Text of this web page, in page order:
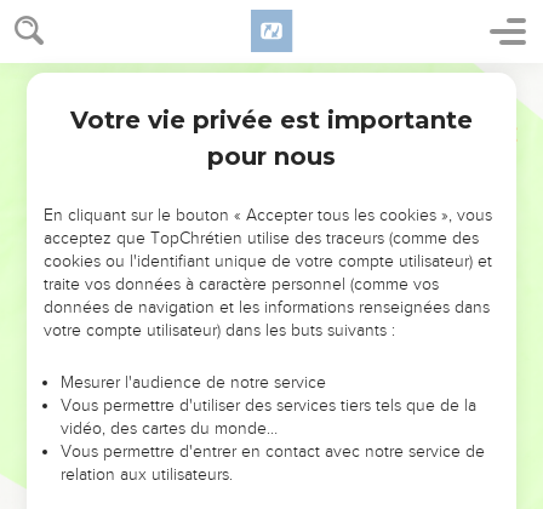
NE MANQUEZ PAS L’ÉVÉNEMENT
DE L’ANNÉE !
ET SI LEURS ERREURS POUVAIENT VOUS ÉVITER LES
VOTRES ?
leur foi ou leur vision. Mais on voit moins les doutes, les erreurs
et les saisons difficiles qu'ils ont traversés, alors même que ce
sont elles qui les ont façonnés.
Dans cette conférence, leaders, entrepreneurs, et responsables
Votre vie privée est importante
pour nous
En cliquant sur le bouton « Accepter tous les cookies », vous
acceptez que TopChrétien utilise des traceurs (comme des
cookies ou l'identifiant unique de votre compte utilisateur) et
traite vos données à caractère personnel (comme vos
données de navigation et les informations renseignées dans
votre compte utilisateur) dans les buts suivants :
Mesurer l'audience de notre service
Vous permettre d'utiliser des services tiers tels que de la
vidéo, des cartes du monde…
Vous permettre d'entrer en contact avec notre service de
relation aux utilisateurs.